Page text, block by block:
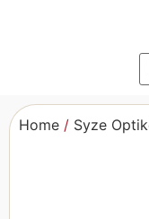
Home / Syze